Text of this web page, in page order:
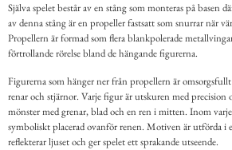
Själva spelet består av en stång som monteras på basen
av denna stång är en propeller fastsatt som snurrar när
Propellern är formad som flera blankpolerade
förtrollande rörelse bland de hängande figurerna.
Figurerna som hänger ner från propellern är
renar och stjärnor. Varje figur är utskuren med precision
mönster med grenar, blad och en ren i mitten. Inom
symboliskt placerad ovanför renen. Motiven är utförda i
reflekterar ljuset och ger spelet ett sprakande utseende.